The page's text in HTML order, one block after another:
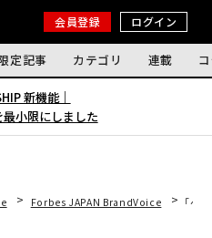
会員登録 ログイン
定記事 カテゴリ 連載
新機能｜
小限にしました
Forbes JAPAN BrandVoice ｢ベ